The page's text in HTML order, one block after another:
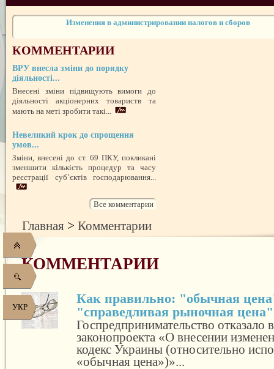
УКР
Законодательство: нормативные акты и проекты №1 2010
Законодательство: нормативные акты и проекты №2 2010
Законодательство: нормативные акты и проекты № 5 2010
Новые лицензионные условия осуществления деятельности по
практике
Скоро появится возможность согласовывать рекламу лекарственных
Изменения в администрировании налогов и сборов
Обзор изменений налогового законодательства на 2012 год
КОММЕНТАРИИ
ВРУ внесла зміни до порядку
діяльності...
Внесені зміни підвищують вимоги до
діяльності акціонерних товариств та
мають на меті зробити такі...
Невеликий крок до спрощення
умов...
Зміни, внесені до ст. 69 ПКУ, покликані
зменшити кількість процедур та часу
реєстрації суб’єктів господарювання...
Все комментарии
Главная > Комментарии
КОММЕНТАРИИ
Как правильно: "обычная
"справедливая рыночная
Госпредпринимательство отказало
законопроекта «О внесении
кодекс Украины (относительно
«обычная цена»)»...